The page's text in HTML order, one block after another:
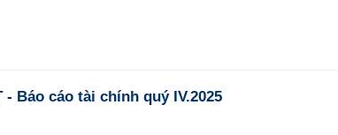
- Báo cáo tài chính quý IV.2025